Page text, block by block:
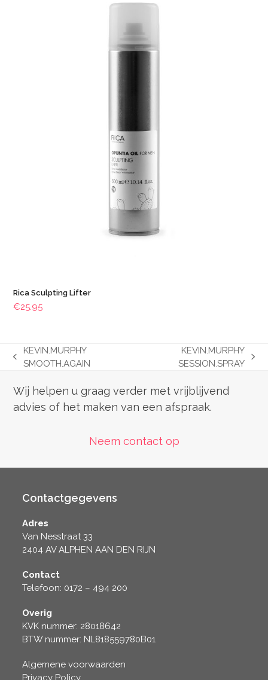
Rica Sculpting Lifter
€25.95
previous
KEVIN.MURPHY
SMOOTH.AGAIN
KEVIN.MURPHY
SESSION.SPRAY
Wij helpen u graag verder met vrijblijvend
advies of het maken van een afspraak.
Neem contact op
Contactgegevens
Adres
Van Nesstraat 33
2404 AV ALPHEN AAN DEN RIJN
Contact
Telefoon: 0172 – 494 200
Overig
KVK nummer: 28018642
BTW nummer: NL818559780B01
Algemene voorwaarden
Privacy Policy